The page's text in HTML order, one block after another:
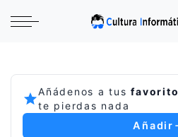
Añádenos a tus
te pierdas nada
Añadir